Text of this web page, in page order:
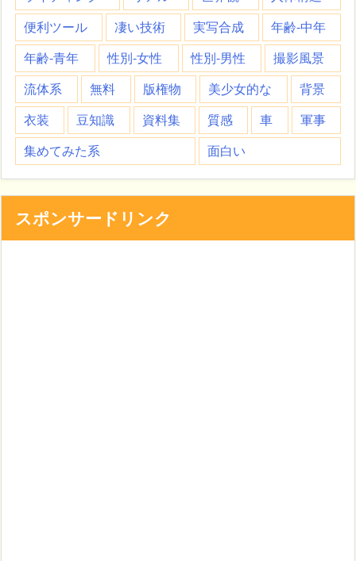
便利ツール
凄い技術 実写合成
年齢-中年
年齢-青年
性別-女性 性別-男性
撮影風景
流体系
無料 版権物 美少女的な
背景
衣装
豆知識 資料集 質感 車
軍事
集めてみた系
面白い
スポンサードリンク